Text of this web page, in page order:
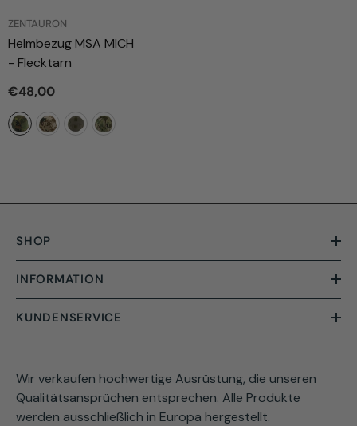
ANBIETER:
ZENTAURON
Helmbezug MSA MICH
- Flecktarn
€48,00
SHOP
INFORMATION
KUNDENSERVICE
Wir verkaufen hochwertige Ausrüstung, die unseren
Qualitätsansprüchen entsprechen. Alle Produkte
werden ausschließlich in Europa hergestellt.